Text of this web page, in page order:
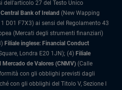
dell'articolo 27 del Testo Unico
Bank of Ireland (New Wapping
D01 F7X3) ai sensi del Regolamento 43
(Mercati degli strumenti finanziari)
Filiale inglese: Financial Conduct
Londra E20 1JN); (4) Filiale
de Valores (CNMV) (Calle
con gli obblighi previsti dagli
con gli obblighi del Titolo V, Sezione I